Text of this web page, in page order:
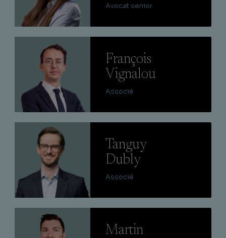
Avocat senior
François
Vignalou
Associé
Tanguy
Dubly
Associé
Martin